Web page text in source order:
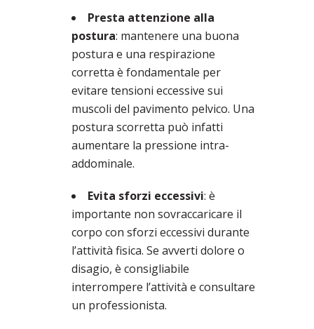
Presta attenzione alla
postura: mantenere una buona
postura e una respirazione
corretta è fondamentale per
evitare tensioni eccessive sui
muscoli del pavimento pelvico. Una
postura scorretta può infatti
aumentare la pressione intra-
addominale.
Evita sforzi eccessivi: è
importante non sovraccaricare il
corpo con sforzi eccessivi durante
l’attività fisica. Se avverti dolore o
disagio, è consigliabile
interrompere l’attività e consultare
un professionista.